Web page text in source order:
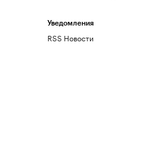
Уведомления
RSS Новости